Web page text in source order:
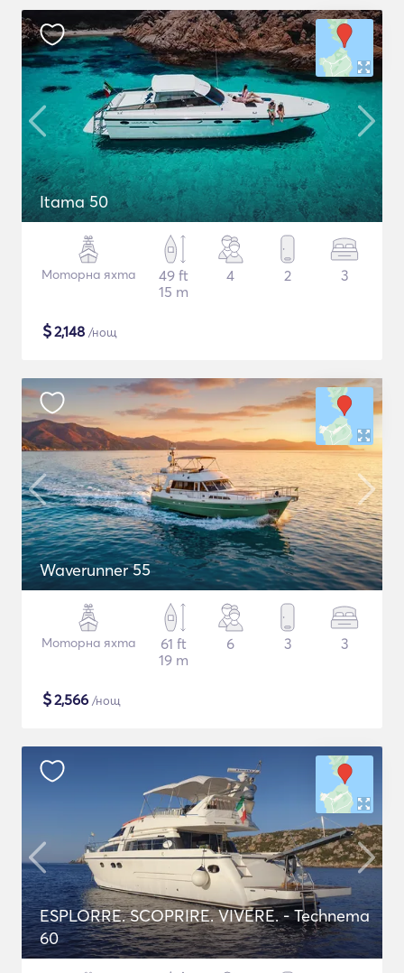
Itama 50
Моторна яхта
49 ft
15 m
4 2 3
$2,148 /нощ
Waverunner 55
Моторна яхта
61 ft
19 m
6 3 3
$2,566 /нощ
ESPLORRE. SCOPRIRE. VIVERE. - Technema
60